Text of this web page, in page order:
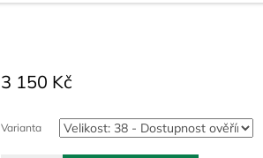
3 150 Kč
cena:
Varianta